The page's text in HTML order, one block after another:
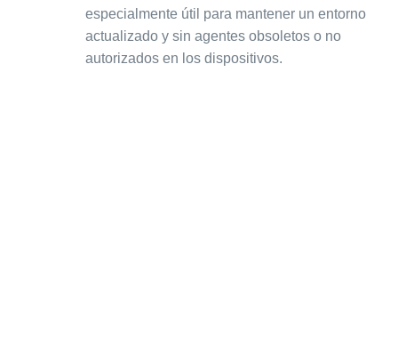
especialmente útil para mantener un entorno
actualizado y sin agentes obsoletos o no
autorizados en los dispositivos.